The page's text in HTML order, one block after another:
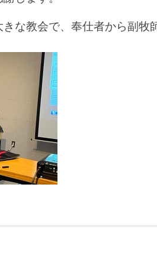
な教会で、奉仕者から副牧